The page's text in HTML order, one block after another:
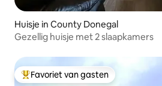
Huisje in County Donegal
Gezellig huisje met 2 slaapkamers
Topfavoriet van gasten
Favoriet van gasten